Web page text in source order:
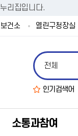
리집입니다.
보건소 열린구청장실
인기검색어
소통과참여